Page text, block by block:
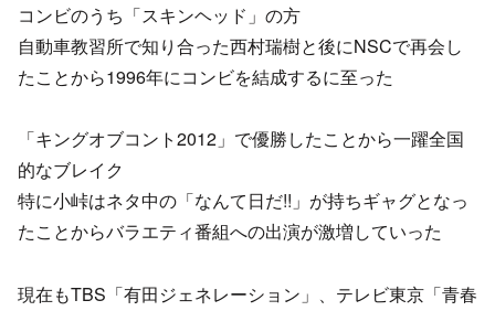
コンビのうち「スキンヘッド」の方
自動車教習所で知り合った西村瑞樹と後にNSCで再会し
たことから1996年にコンビを結成するに至った
「キングオブコント2012」で優勝したことから一躍全国
的なブレイク
特に小峠はネタ中の「なんて日だ!!」が持ちギャグとなっ
たことからバラエティ番組への出演が激増していった
現在もTBS「有田ジェネレーション」、テレビ東京「青春